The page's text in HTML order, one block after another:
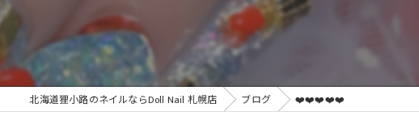
推しネイル
北海道狸小路のネイルならDoll Nail 札幌店 ブログ ❤️❤️❤️❤️❤️